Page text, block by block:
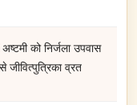
को निर्जला उपवास
व्रत